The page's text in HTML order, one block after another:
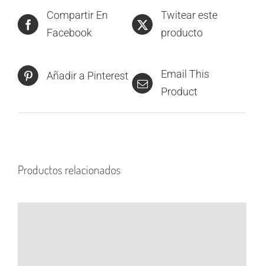
Compartir En
Facebook
Twitear este
producto
Añadir a Pinterest
Email This
Product
Productos relacionados